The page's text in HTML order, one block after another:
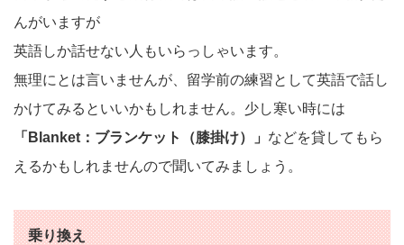
んがいますが
英語しか話せない人もいらっしゃいます。
無理にとは言いませんが、留学前の練習として英語で話し
かけてみるといいかもしれません。少し寒い時には
「Blanket：ブランケット（膝掛け）」 などを貸してもら
えるかもしれませんので聞いてみましょう。
乗り換え